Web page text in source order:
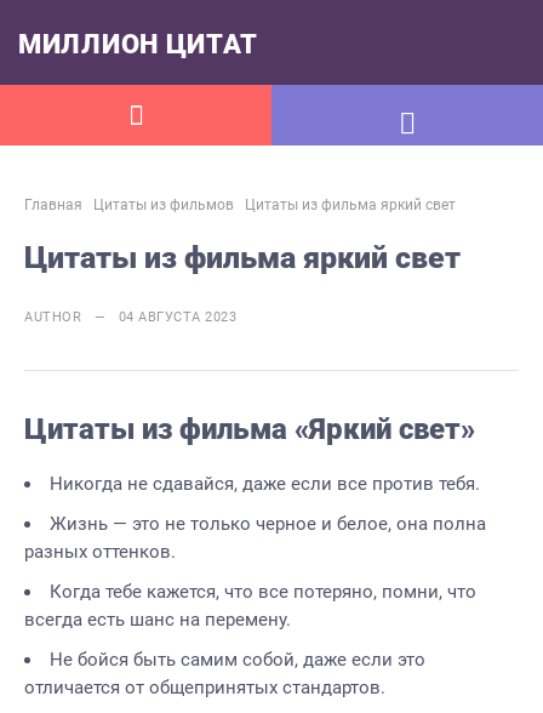
МИЛЛИОН ЦИТАТ
Главная Цитаты из фильмов Цитаты из фильма яркий свет
Цитаты из фильма яркий свет
AUTHOR — 04 АВГУСТА 2023
Цитаты из фильма «Яркий свет»
Никогда не сдавайся, даже если все против тебя.
Жизнь — это не только черное и белое, она полна
разных оттенков.
Когда тебе кажется, что все потеряно, помни, что
всегда есть шанс на перемену.
Не бойся быть самим собой, даже если это
отличается от общепринятых стандартов.